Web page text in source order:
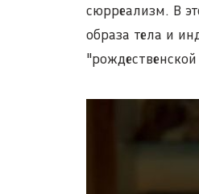
сюрреализм. В
образа тела и